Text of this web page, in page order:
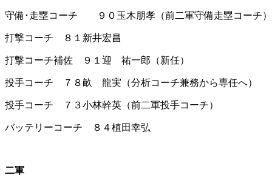
守備･走塁コーチ ９０玉木朋孝（前二軍守備走塁コーチ）
打撃コーチ ８１新井宏昌
打撃コーチ補佐 ９１迎 祐一郎（新任）
投手コーチ ７８畝 龍実（分析コーチ兼務から専任へ）
投手コーチ ７３小林幹英（前二軍投手コーチ）
バッテリーコーチ ８４植田幸弘
二軍